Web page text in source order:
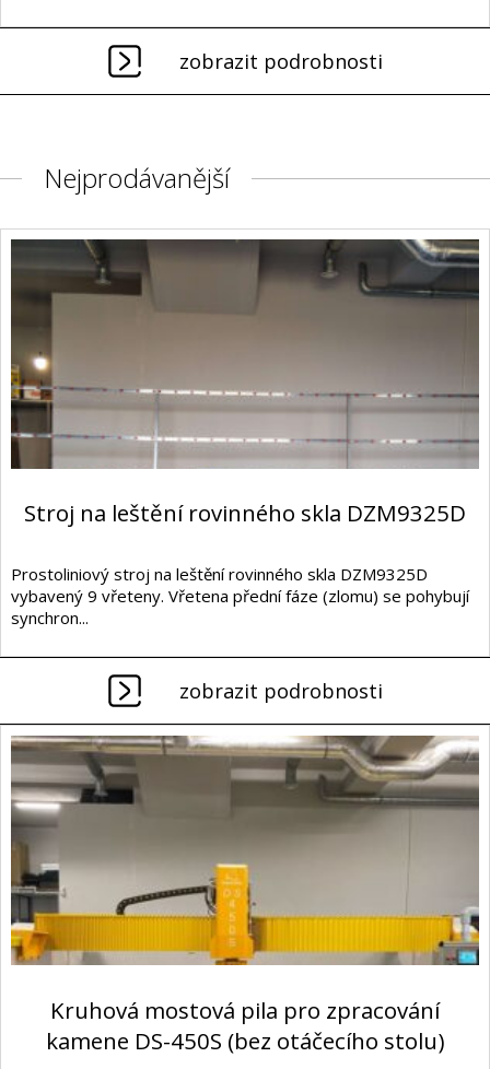
zobrazit podrobnosti
Nejprodávanější
Stroj na leštění rovinného skla DZM9325D
Prostoliniový stroj na leštění rovinného skla DZM9325D
vybavený 9 vřeteny. Vřetena přední fáze (zlomu) se pohybují
synchron...
zobrazit podrobnosti
Kruhová mostová pila pro zpracování
kamene DS-450S (bez otáčecího stolu)